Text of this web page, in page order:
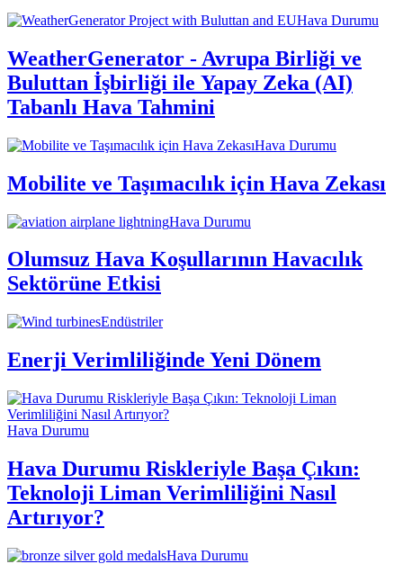
Hava Durumu
WeatherGenerator - Avrupa Birliği ve
Buluttan İşbirliği ile Yapay Zeka (AI)
Tabanlı Hava Tahmini
Hava Durumu
Mobilite ve Taşımacılık için Hava Zekası
Hava Durumu
Olumsuz Hava Koşullarının Havacılık
Sektörüne Etkisi
Endüstriler
Enerji Verimliliğinde Yeni Dönem
Hava Durumu
Hava Durumu Riskleriyle Başa Çıkın:
Teknoloji Liman Verimliliğini Nasıl
Artırıyor?
Hava Durumu